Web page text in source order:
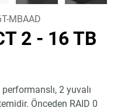
MBAAD
2 - 16 TB
2 yuvalı
Önceden RAID 0